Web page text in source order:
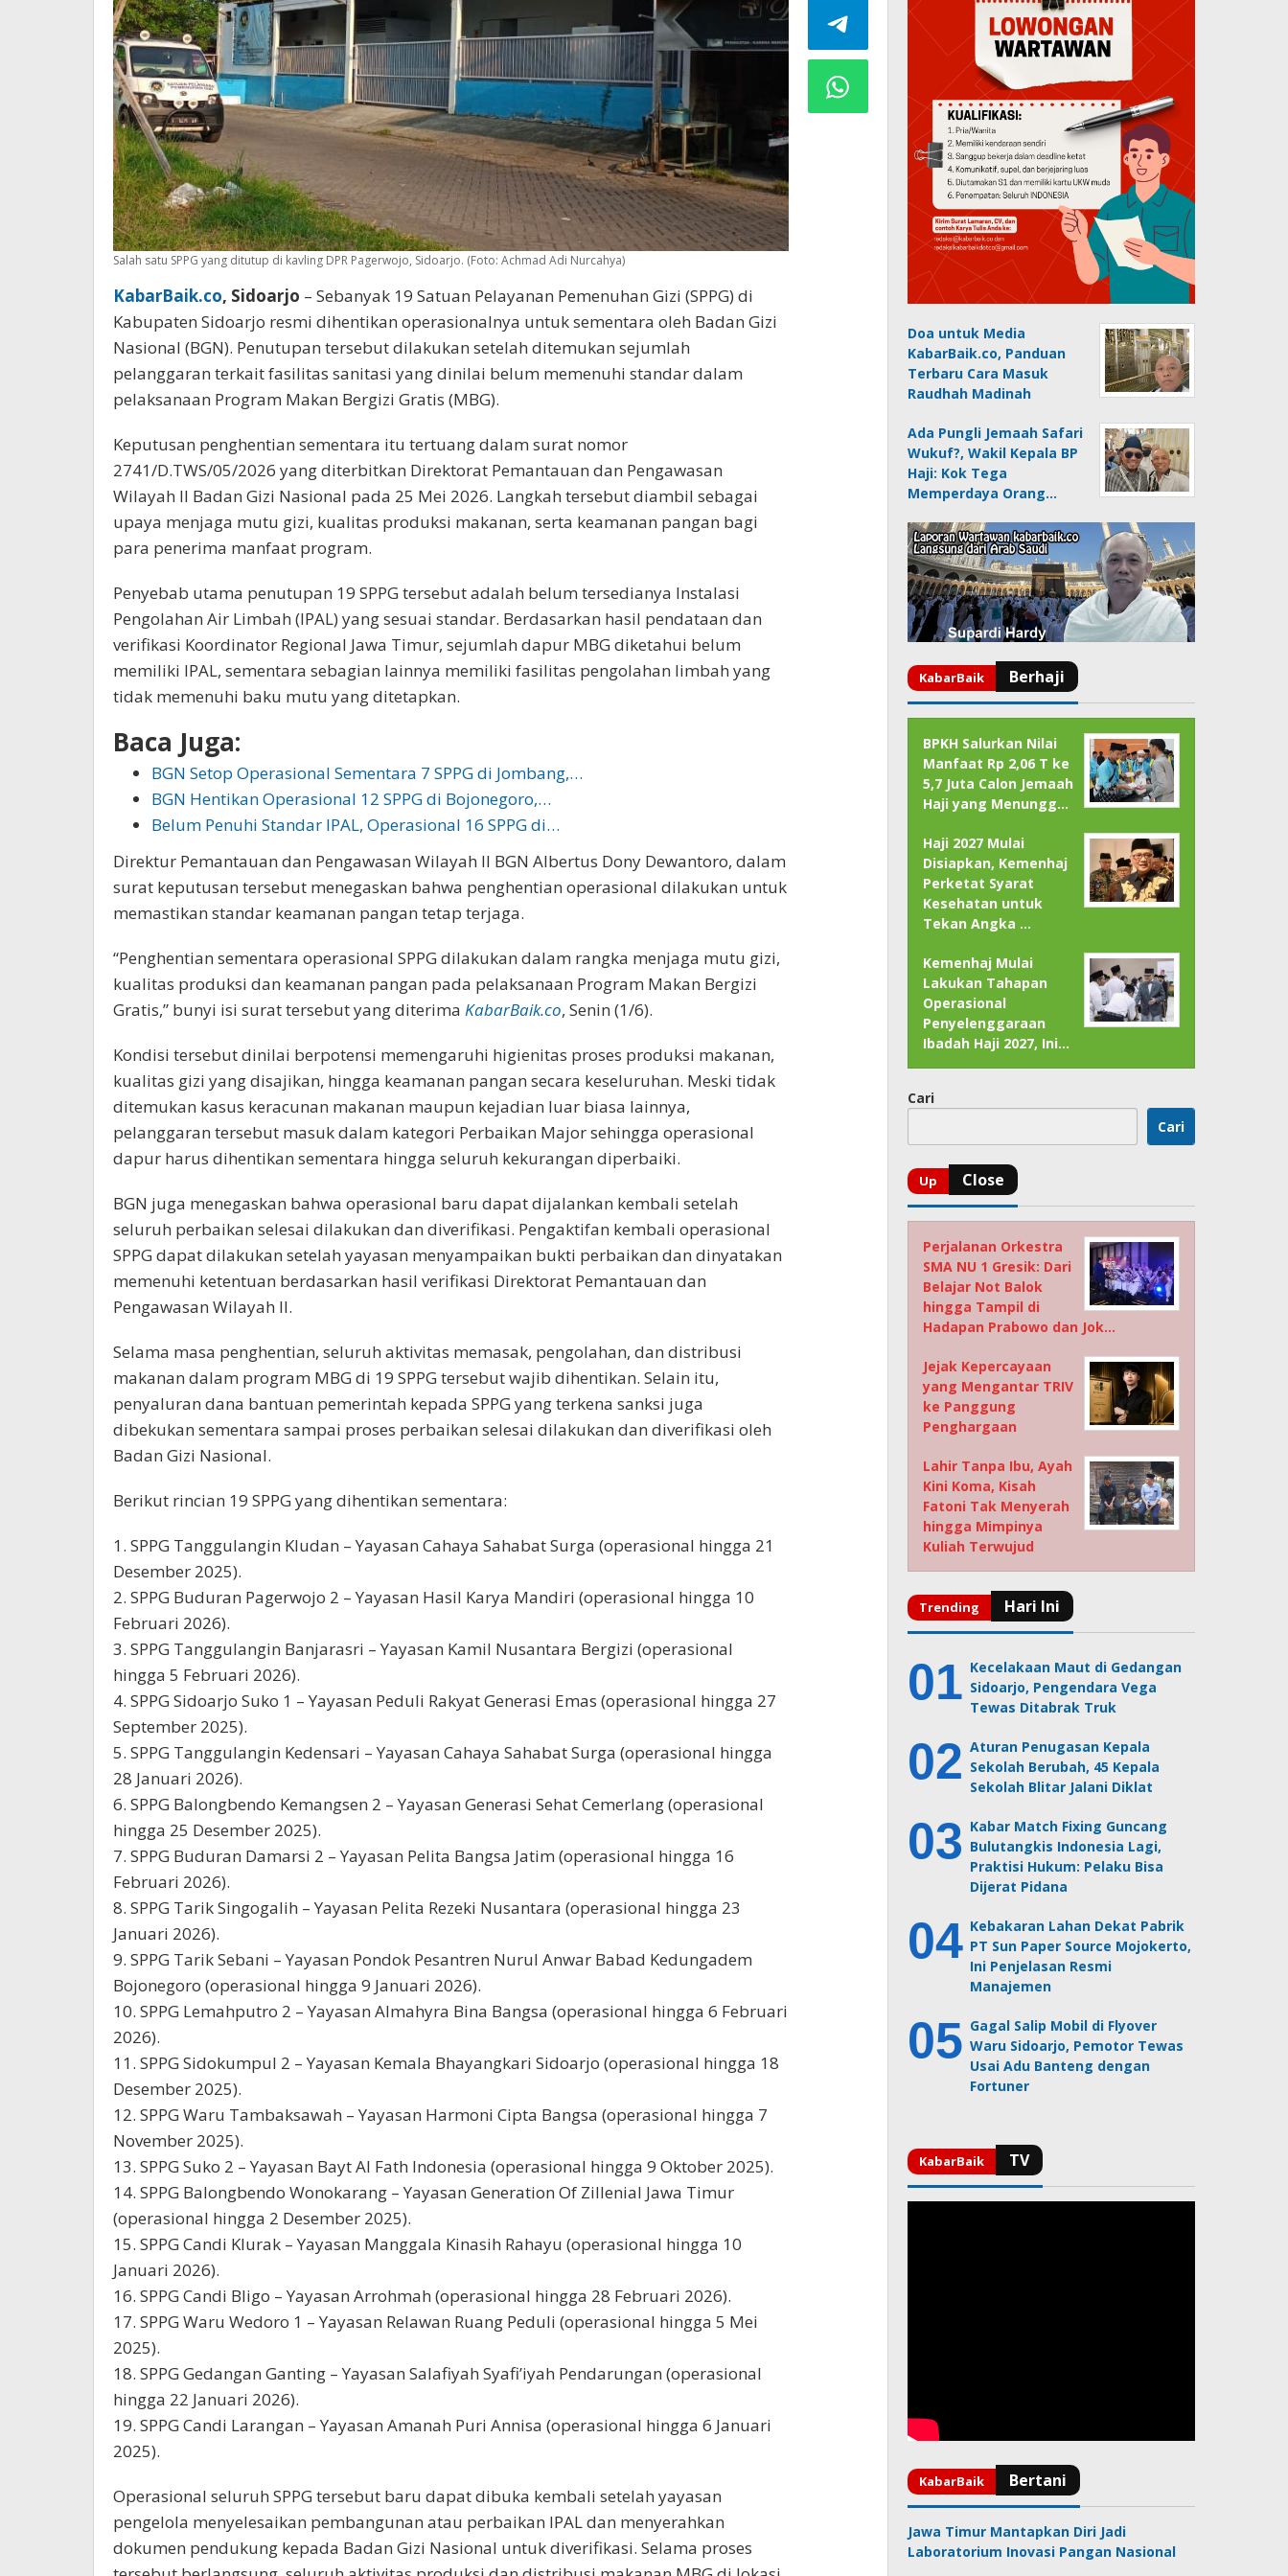
Salah satu SPPG yang ditutup di kavling DPR Pagerwojo, Sidoarjo. (Foto: Achmad Adi Nurcahya)
KabarBaik.co, Sidoarjo – Sebanyak 19 Satuan Pelayanan Pemenuhan Gizi (SPPG) di
Kabupaten Sidoarjo resmi dihentikan operasionalnya untuk sementara oleh Badan Gizi
Nasional (BGN). Penutupan tersebut dilakukan setelah ditemukan sejumlah
pelanggaran terkait fasilitas sanitasi yang dinilai belum memenuhi standar dalam
pelaksanaan Program Makan Bergizi Gratis (MBG).
Keputusan penghentian sementara itu tertuang dalam surat nomor
2741/D.TWS/05/2026 yang diterbitkan Direktorat Pemantauan dan Pengawasan
Wilayah II Badan Gizi Nasional pada 25 Mei 2026. Langkah tersebut diambil sebagai
upaya menjaga mutu gizi, kualitas produksi makanan, serta keamanan pangan bagi
para penerima manfaat program.
Penyebab utama penutupan 19 SPPG tersebut adalah belum tersedianya Instalasi
Pengolahan Air Limbah (IPAL) yang sesuai standar. Berdasarkan hasil pendataan dan
verifikasi Koordinator Regional Jawa Timur, sejumlah dapur MBG diketahui belum
memiliki IPAL, sementara sebagian lainnya memiliki fasilitas pengolahan limbah yang
tidak memenuhi baku mutu yang ditetapkan.
Baca Juga:
BGN Setop Operasional Sementara 7 SPPG di Jombang,…
BGN Hentikan Operasional 12 SPPG di Bojonegoro,…
Belum Penuhi Standar IPAL, Operasional 16 SPPG di…
Direktur Pemantauan dan Pengawasan Wilayah II BGN Albertus Dony Dewantoro, dalam
surat keputusan tersebut menegaskan bahwa penghentian operasional dilakukan untuk
memastikan standar keamanan pangan tetap terjaga.
“Penghentian sementara operasional SPPG dilakukan dalam rangka menjaga mutu gizi,
kualitas produksi dan keamanan pangan pada pelaksanaan Program Makan Bergizi
Gratis,” bunyi isi surat tersebut yang diterima KabarBaik.co, Senin (1/6).
Kondisi tersebut dinilai berpotensi memengaruhi higienitas proses produksi makanan,
kualitas gizi yang disajikan, hingga keamanan pangan secara keseluruhan. Meski tidak
ditemukan kasus keracunan makanan maupun kejadian luar biasa lainnya,
pelanggaran tersebut masuk dalam kategori Perbaikan Major sehingga operasional
dapur harus dihentikan sementara hingga seluruh kekurangan diperbaiki.
BGN juga menegaskan bahwa operasional baru dapat dijalankan kembali setelah
seluruh perbaikan selesai dilakukan dan diverifikasi. Pengaktifan kembali operasional
SPPG dapat dilakukan setelah yayasan menyampaikan bukti perbaikan dan dinyatakan
memenuhi ketentuan berdasarkan hasil verifikasi Direktorat Pemantauan dan
Pengawasan Wilayah II.
Selama masa penghentian, seluruh aktivitas memasak, pengolahan, dan distribusi
makanan dalam program MBG di 19 SPPG tersebut wajib dihentikan. Selain itu,
penyaluran dana bantuan pemerintah kepada SPPG yang terkena sanksi juga
dibekukan sementara sampai proses perbaikan selesai dilakukan dan diverifikasi oleh
Badan Gizi Nasional.
Berikut rincian 19 SPPG yang dihentikan sementara:
1. SPPG Tanggulangin Kludan – Yayasan Cahaya Sahabat Surga (operasional hingga 21
Desember 2025).
2. SPPG Buduran Pagerwojo 2 – Yayasan Hasil Karya Mandiri (operasional hingga 10
Februari 2026).
3. SPPG Tanggulangin Banjarasri – Yayasan Kamil Nusantara Bergizi (operasional
hingga 5 Februari 2026).
4. SPPG Sidoarjo Suko 1 – Yayasan Peduli Rakyat Generasi Emas (operasional hingga 27
September 2025).
5. SPPG Tanggulangin Kedensari – Yayasan Cahaya Sahabat Surga (operasional hingga
28 Januari 2026).
6. SPPG Balongbendo Kemangsen 2 – Yayasan Generasi Sehat Cemerlang (operasional
hingga 25 Desember 2025).
7. SPPG Buduran Damarsi 2 – Yayasan Pelita Bangsa Jatim (operasional hingga 16
Februari 2026).
8. SPPG Tarik Singogalih – Yayasan Pelita Rezeki Nusantara (operasional hingga 23
Januari 2026).
9. SPPG Tarik Sebani – Yayasan Pondok Pesantren Nurul Anwar Babad Kedungadem
Bojonegoro (operasional hingga 9 Januari 2026).
10. SPPG Lemahputro 2 – Yayasan Almahyra Bina Bangsa (operasional hingga 6 Februari
2026).
11. SPPG Sidokumpul 2 – Yayasan Kemala Bhayangkari Sidoarjo (operasional hingga 18
Desember 2025).
12. SPPG Waru Tambaksawah – Yayasan Harmoni Cipta Bangsa (operasional hingga 7
November 2025).
13. SPPG Suko 2 – Yayasan Bayt Al Fath Indonesia (operasional hingga 9 Oktober 2025).
14. SPPG Balongbendo Wonokarang – Yayasan Generation Of Zillenial Jawa Timur
(operasional hingga 2 Desember 2025).
15. SPPG Candi Klurak – Yayasan Manggala Kinasih Rahayu (operasional hingga 10
Januari 2026).
16. SPPG Candi Bligo – Yayasan Arrohmah (operasional hingga 28 Februari 2026).
17. SPPG Waru Wedoro 1 – Yayasan Relawan Ruang Peduli (operasional hingga 5 Mei
2025).
18. SPPG Gedangan Ganting – Yayasan Salafiyah Syafi’iyah Pendarungan (operasional
hingga 22 Januari 2026).
19. SPPG Candi Larangan – Yayasan Amanah Puri Annisa (operasional hingga 6 Januari
2025).
Operasional seluruh SPPG tersebut baru dapat dibuka kembali setelah yayasan
pengelola menyelesaikan pembangunan atau perbaikan IPAL dan menyerahkan
dokumen pendukung kepada Badan Gizi Nasional untuk diverifikasi. Selama proses
Doa untuk Media
KabarBaik.co, Panduan
Terbaru Cara Masuk
Raudhah Madinah
Ada Pungli Jemaah Safari
Wukuf?, Wakil Kepala BP
Haji: Kok Tega
Memperdaya Orang…
BPKH Salurkan Nilai
Manfaat Rp 2,06 T ke
5,7 Juta Calon Jemaah
Haji yang Menungg…
Haji 2027 Mulai
Disiapkan, Kemenhaj
Perketat Syarat
Kesehatan untuk
Tekan Angka …
Kemenhaj Mulai
Lakukan Tahapan
Operasional
Penyelenggaraan
Ibadah Haji 2027, Ini…
Cari
Cari
Perjalanan Orkestra
SMA NU 1 Gresik: Dari
Belajar Not Balok
hingga Tampil di
Hadapan Prabowo dan Jok…
Jejak Kepercayaan
yang Mengantar TRIV
ke Panggung
Penghargaan
Lahir Tanpa Ibu, Ayah
Kini Koma, Kisah
Fatoni Tak Menyerah
hingga Mimpinya
Kuliah Terwujud
Kecelakaan Maut di Gedangan
Sidoarjo, Pengendara Vega
Tewas Ditabrak Truk
Aturan Penugasan Kepala
Sekolah Berubah, 45 Kepala
Sekolah Blitar Jalani Diklat
Kabar Match Fixing Guncang
Bulutangkis Indonesia Lagi,
Praktisi Hukum: Pelaku Bisa
Dijerat Pidana
Kebakaran Lahan Dekat Pabrik
PT Sun Paper Source Mojokerto,
Ini Penjelasan Resmi
Manajemen
Gagal Salip Mobil di Flyover
Waru Sidoarjo, Pemotor Tewas
Usai Adu Banteng dengan
Fortuner
Jawa Timur Mantapkan Diri Jadi
Laboratorium Inovasi Pangan Nasional